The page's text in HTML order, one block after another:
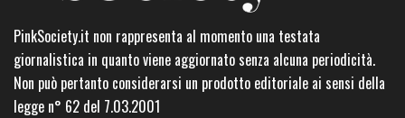
PinkSociety.it non rappresenta al momento una testata
giornalistica in quanto viene aggiornato senza alcuna periodicità.
Non può pertanto considerarsi un prodotto editoriale ai sensi della
legge n° 62 del 7.03.2001